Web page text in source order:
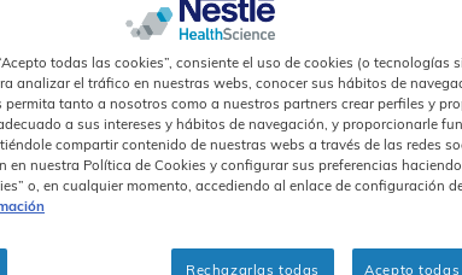
todas las cookies”, consiente el uso de cookies (o tecnologías
analizar el tráfico en nuestras webs, conocer sus hábitos de
tanto a nosotros como a nuestros partners crear perfiles y
a sus intereses y hábitos de navegación, y proporcionarle
compartir contenido de nuestras webs a través de las redes
en nuestra Política de Cookies y configurar sus preferencias haciendo
o, en cualquier momento, accediendo al enlace de configuración
Rechazarlas todas Acepto todas